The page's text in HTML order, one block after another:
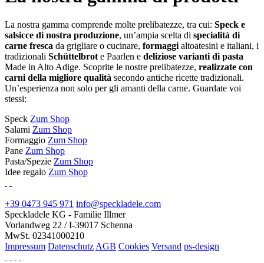
La nostra gamma comprende molte prelibatezze, tra cui: Speck e
salsicce di nostra produzione, un’ampia scelta di specialità di
carne fresca da grigliare o cucinare, formaggi altoatesini e italiani, i
tradizionali Schüttelbrot e Paarlen e deliziose varianti di pasta
Made in Alto Adige. Scoprite le nostre prelibatezze, realizzate con
carni della migliore qualità secondo antiche ricette tradizionali.
Un’esperienza non solo per gli amanti della carne. Guardate voi
stessi:
Speck Zum Shop
Salami Zum Shop
Formaggio Zum Shop
Pane Zum Shop
Pasta/Spezie Zum Shop
Idee regalo Zum Shop
+39 0473 945 971 info@speckladele.com
Speckladele KG - Familie Illmer
Vorlandweg 22 / I-39017 Schenna
MwSt. 02341000210
Impressum Datenschutz AGB Cookies Versand ps-design